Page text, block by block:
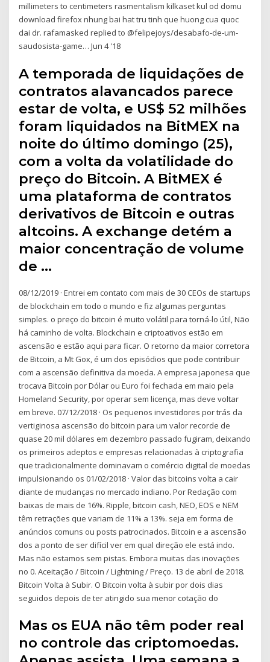
millimeters to centimeters rasmentalism kilkaset kul od domu
download firefox nhung bai hat tru tinh que huong cua quoc
dai dr. rafamasked replied to @felipejoys/desabafo-de-um-
saudosista-game… Jun 4 '18
A temporada de liquidações de
contratos alavancados parece
estar de volta, e US$ 52 milhões
foram liquidados na BitMEX na
noite do último domingo (25),
com a volta da volatilidade do
preço do Bitcoin. A BitMEX é
uma plataforma de contratos
derivativos de Bitcoin e outras
altcoins. A exchange detém a
maior concentração de volume
de …
08/12/2019 · Entrei em contato com mais de 30 CEOs de startups
de blockchain em todo o mundo e fiz algumas perguntas
simples. o preço do bitcoin é muito volátil para torná-lo útil, Não
há caminho de volta. Blockchain e criptoativos estão em
ascensão e estão aqui para ficar. O retorno da maior corretora
de Bitcoin, a Mt Gox, é um dos episódios que pode contribuir
com a ascensão definitiva da moeda. A empresa japonesa que
trocava Bitcoin por Dólar ou Euro foi fechada em maio pela
Homeland Security, por operar sem licença, mas deve voltar
em breve. 07/12/2018 · Os pequenos investidores por trás da
vertiginosa ascensão do bitcoin para um valor recorde de
quase 20 mil dólares em dezembro passado fugiram, deixando
os primeiros adeptos e empresas relacionadas à criptografia
que tradicionalmente dominavam o comércio digital de moedas
impulsionando os 01/02/2018 · Valor das bitcoins volta a cair
diante de mudanças no mercado indiano. Por Redação com
baixas de mais de 16%. Ripple, bitcoin cash, NEO, EOS e NEM
têm retrações que variam de 11% a 13%. seja em forma de
anúncios comuns ou posts patrocinados. Bitcoin e a ascensão
dos a ponto de ser difícil ver em qual direção ele está indo.
Mas não estamos sem pistas. Embora muitas das inovações
no 0. Aceitação / Bitcoin / Lightning / Preço. 13 de abril de 2018.
Bitcoin Volta à Subir. O Bitcoin volta à subir por dois dias
seguidos depois de ter atingido sua menor cotação do
Mas os EUA não têm poder real
no controle das criptomoedas.